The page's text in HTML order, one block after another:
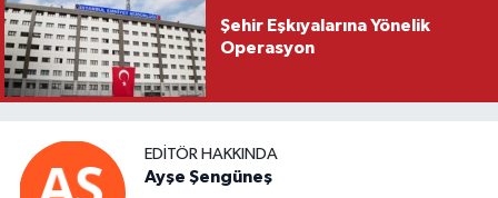
Şehir Eşkıyalarına Yönelik
Operasyon
EDITÖR HAKKINDA
Ayşe Şengüneş